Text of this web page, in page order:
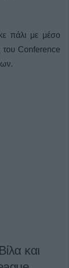
πάλι με μέσο
του Conference
και